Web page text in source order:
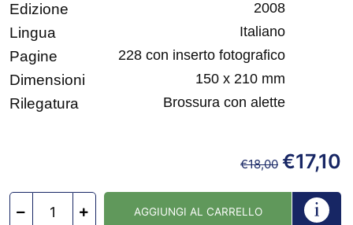
Edizione 2008
Lingua Italiano
Pagine 228 con inserto fotografico
Dimensioni 150 x 210 mm
Rilegatura Brossura con alette
€18,00 €17,10
AGGIUNGI AL CARRELLO